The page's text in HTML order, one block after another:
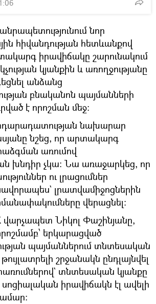
նոր
հիվանդության հետևանքով
իրավիճակը շարունակում
կյանքին և առողջությանը
անձանց
բնականոն պայմանների
է որոշման մեջ։
նախարար
նշեց, որ արտակարգ
առումով
խնդիր չկա։ Նա առաջարկեց, որ
ու լրացումներ
լրատվամիջոցներին
վերացնել։
վարչապետ Նիկոլ Փաշինյանը,
երկարացված
պայմաններում տնտեսական
շրջանակն ընդլայնվել
տնտեսական կյանքը
սոցիալական իրավիճակն էլ ավելի